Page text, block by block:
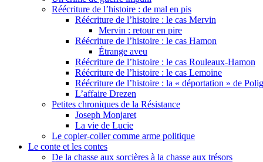
Réécriture de l’histoire : de mal en pis
Réécriture de l’histoire : le cas Mervin
Mervin : retour en pire
Réécriture de l’histoire : le cas Hamon
Étrange aveu
Réécriture de l’histoire : le cas Rouleaux-Hamon
Réécriture de l’histoire : le cas Lemoine
Réécriture de l’histoire : la « déportation » de
L’affaire Drezen
Petites chroniques de la Résistance
Joseph Monjaret
La vie de Lucie
Le copier-coller comme arme politique
Le conte et les contes
De la chasse aux sorcières à la chasse aux trésors